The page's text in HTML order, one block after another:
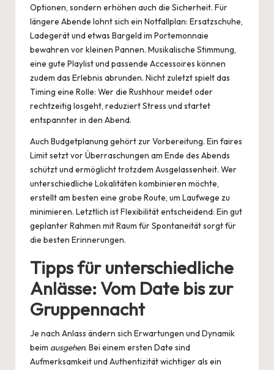
Optionen, sondern erhöhen auch die Sicherheit. Für
längere Abende lohnt sich ein Notfallplan: Ersatzschuhe,
Ladegerät und etwas Bargeld im Portemonnaie
bewahren vor kleinen Pannen. Musikalische Stimmung,
eine gute Playlist und passende Accessoires können
zudem das Erlebnis abrunden. Nicht zuletzt spielt das
Timing eine Rolle: Wer die Rushhour meidet oder
rechtzeitig losgeht, reduziert Stress und startet
entspannter in den Abend.
Auch Budgetplanung gehört zur Vorbereitung. Ein faires
Limit setzt vor Überraschungen am Ende des Abends
schützt und ermöglicht trotzdem Ausgelassenheit. Wer
unterschiedliche Lokalitäten kombinieren möchte,
erstellt am besten eine grobe Route, um Laufwege zu
minimieren. Letztlich ist Flexibilität entscheidend: Ein gut
geplanter Rahmen mit Raum für Spontaneität sorgt für
die besten Erinnerungen.
Tipps für unterschiedliche
Anlässe: Vom Date bis zur
Gruppennacht
Je nach Anlass ändern sich Erwartungen und Dynamik
beim ausgehen. Bei einem ersten Date sind
Aufmerksamkeit und Authentizität wichtiger als ein